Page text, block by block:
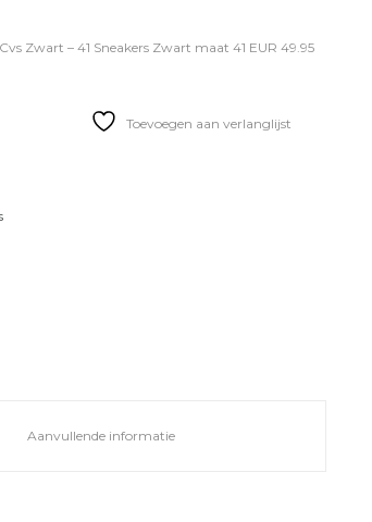
Zwart – 41 Sneakers Zwart maat 41 EUR 49.95
Toevoegen aan verlanglijst
Aanvullende informatie